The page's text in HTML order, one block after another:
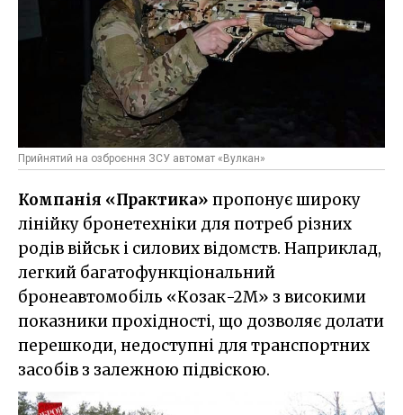
Прийнятий на озброєння ЗСУ автомат «Вулкан»
Компанія «Практика» пропонує широку
лінійку бронетехніки для потреб різних
родів військ і силових відомств. Наприклад,
легкий багатофункціональний
бронеавтомобіль «Козак-2М» з високими
показники прохідності, що дозволяє долати
перешкоди, недоступні для транспортних
засобів з залежною підвіскою.